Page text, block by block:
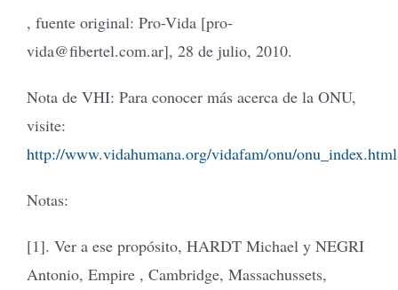
, fuente original: Pro-Vida [pro-
vida@fibertel.com.ar], 28 de julio, 2010.
Nota de VHI: Para conocer más acerca de la ONU,
visite:
http://www.vidahumana.org/vidafam/onu/onu_index.html
Notas:
[1]. Ver a ese propósito, HARDT Michael y NEGRI
Antonio, Empire , Cambridge, Massachussets,